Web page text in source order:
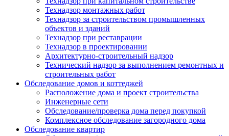
Технадзор монтажных работ
Технадзор за строительством промышленных
объектов и зданий
Технадзор при реставрации
Технадзор в проектировании
Архитектурно-строительный надзор
Технический надзор за выполнением ремонтных и
строительных работ
Обследование домов и коттеджей
Расположение дома и проект строительства
Инженерные сети
Обследование/проверка дома перед покупкой
Комплексное обследование загородного дома
Обследование квартир